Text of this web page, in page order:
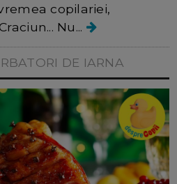
copilariei,
Nu...
DE IARNA